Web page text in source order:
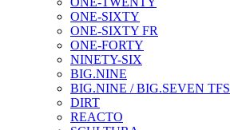
ONE-SIXTY
ONE-SIXTY FR
ONE-FORTY
NINETY-SIX
BIG.NINE
BIG.NINE / BIG.SEVEN TFS
DIRT
REACTO